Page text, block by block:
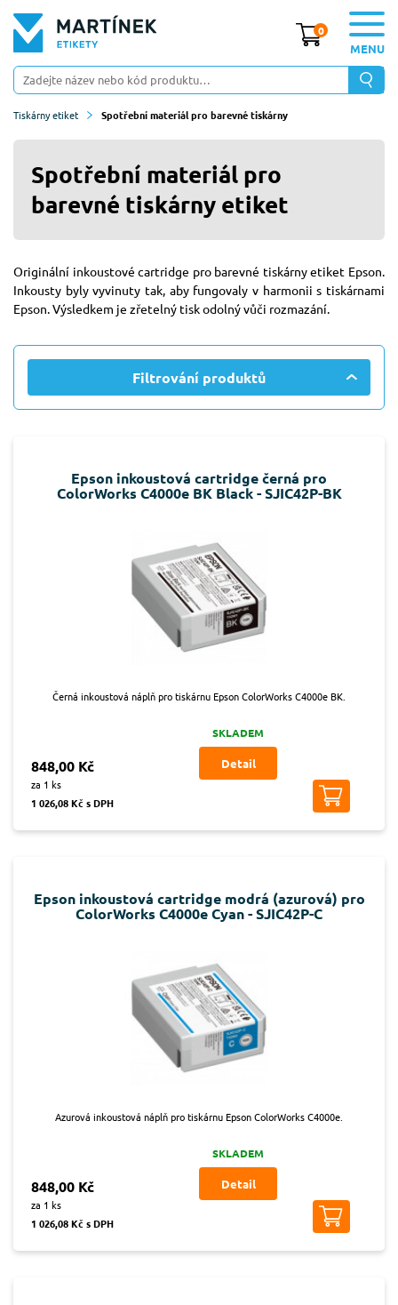
0
MENU
Tiskárny etiket Spotřební materiál pro barevné tiskárny
Spotřební materiál pro
barevné tiskárny etiket
Originální inkoustové cartridge pro barevné tiskárny etiket Epson.
Inkousty byly vyvinuty tak, aby fungovaly v harmonii s tiskárnami
Epson. Výsledkem je zřetelný tisk odolný vůči rozmazání.
Filtrování produktů
Epson inkoustová cartridge černá pro
ColorWorks C4000e BK Black - SJIC42P-BK
Černá inkoustová náplň pro tiskárnu Epson ColorWorks C4000e BK.
848,00 Kč
za 1 ks
1 026,08 Kč s DPH
SKLADEM
Detail
Epson inkoustová cartridge modrá (azurová) pro
ColorWorks C4000e Cyan - SJIC42P-C
Azurová inkoustová náplň pro tiskárnu Epson ColorWorks C4000e.
848,00 Kč
za 1 ks
1 026,08 Kč s DPH
SKLADEM
Detail